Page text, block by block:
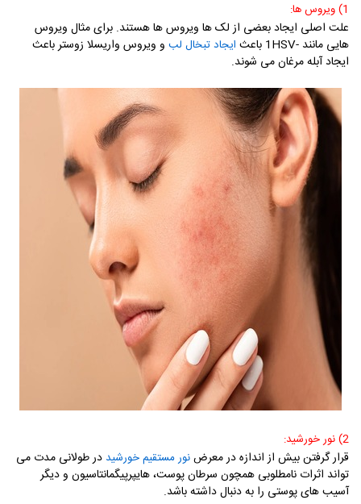
1) ویروس ها:
علت اصلی ایجاد بعضی از لک ها ویروس ها هستند. برای مثال ویروس
هایی مانند HSV-1 باعث ایجاد تبخال لب و ویروس واریسلا زوستر باعث
ایجاد آبله مرغان می شوند.
2) نور خورشید:
قرار گرفتن بیش از اندازه در معرضنور مستقیم خورشید در طولانی مدت می
تواند اثرات نامطلوبی همچون سرطان پوست، هایپرپیگمانتاسیون و دیگر
آسیب های پوستی را به دنبال داشته باشد.